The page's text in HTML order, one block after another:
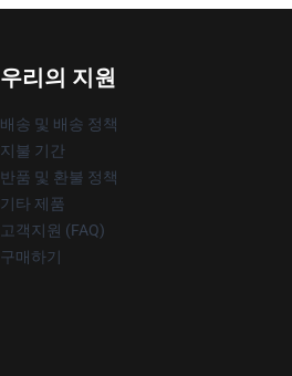
우리의 지원
배송 및 배송 정책
지불 기간
반품 및 환불 정책
기타 제품
고객지원 (FAQ)
구매하기